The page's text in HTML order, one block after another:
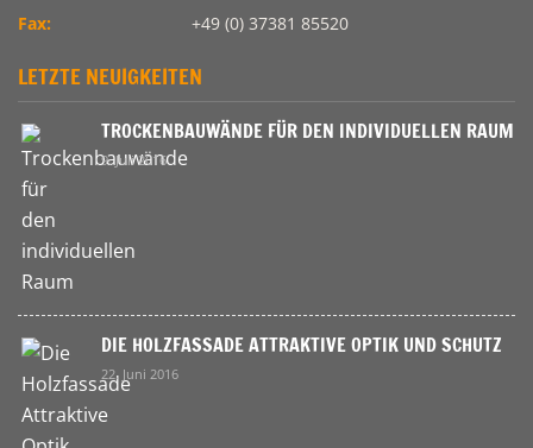
Fax:
+49 (0) 37381 85520
LETZTE NEUIGKEITEN
TROCKENBAUWÄNDE FÜR DEN INDIVIDUELLEN RAUM
9. Juli 2016
DIE HOLZFASSADE ATTRAKTIVE OPTIK UND SCHUTZ
22. Juni 2016